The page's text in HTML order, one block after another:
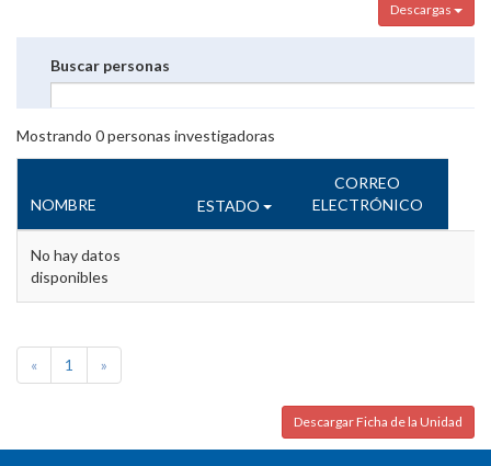
Descargas
Buscar personas
Mostrando 0personas investigadoras
NOMBRE ESTADO
CORREO
ELECTRÓNICO
No hay datos
disponibles
« 1 »
Descargar Ficha de la Unidad